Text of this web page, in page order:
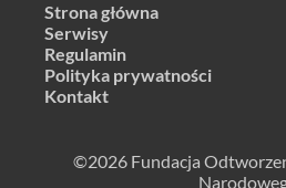
Strona główna
Serwisy
Regulamin
Polityka prywatności
Kontakt
©2026 Fundacja